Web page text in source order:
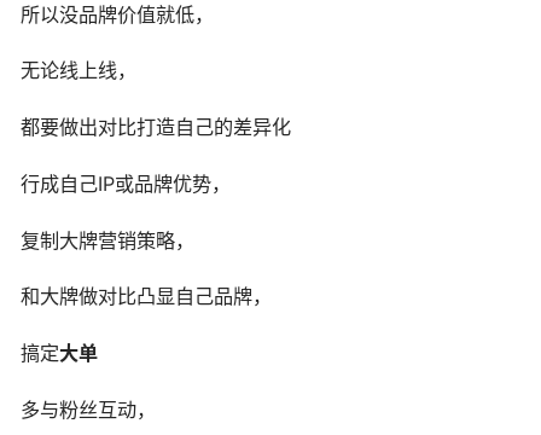
所以没品牌价值就低，
无论线上线，
都要做出对比打造自己的差异化
行成自己IP或品牌优势，
复制大牌营销策略，
和大牌做对比凸显自己品牌，
搞定大单
多与粉丝互动，